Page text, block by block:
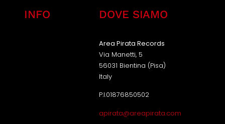
INFO DOVE SIAMO
Area Pirata Records
Via Manetti, 5
56031 Bientina (Pisa)
Italy
P.I.01876850502
apirata@areapirata.com